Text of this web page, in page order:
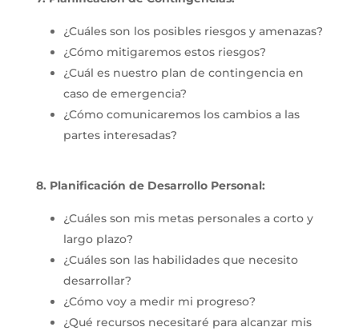
¿Cuáles son los posibles riesgos y amenazas?
¿Cómo mitigaremos estos riesgos?
¿Cuál es nuestro plan de contingencia en
caso de emergencia?
¿Cómo comunicaremos los cambios a las
partes interesadas?
8. Planificación de Desarrollo Personal:
¿Cuáles son mis metas personales a corto y
largo plazo?
¿Cuáles son las habilidades que necesito
desarrollar?
¿Cómo voy a medir mi progreso?
¿Qué recursos necesitaré para alcanzar mis